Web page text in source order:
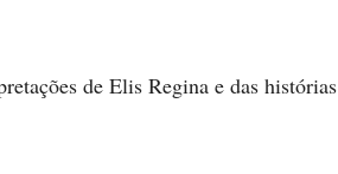
de Elis Regina e das histórias